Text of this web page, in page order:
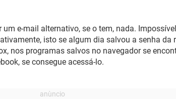
e-mail alternativo, se o tem, nada.
isto se algum dia salvou a senha da
nos programas salvos no navegador se
se consegue acessá-lo.